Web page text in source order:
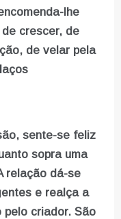
lhe
crescer, de
de velar pela
sente-se feliz
sopra uma
relação dá-se
e realça a
pelo criador. São